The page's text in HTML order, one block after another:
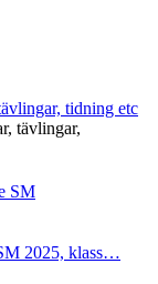
tidning etc
tävlingar,
SM
2025, klass…